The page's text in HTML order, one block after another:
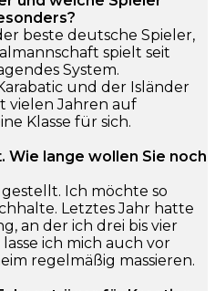
beste deutsche Spieler,
spielt seit
System.
und der Isländer
vielen Jahren auf
Klasse für sich.
Wie lange wollen Sie noch
Ich möchte so
Letztes Jahr hatte
an der ich drei bis vier
ich mich auch vor
regelmäßig massieren.